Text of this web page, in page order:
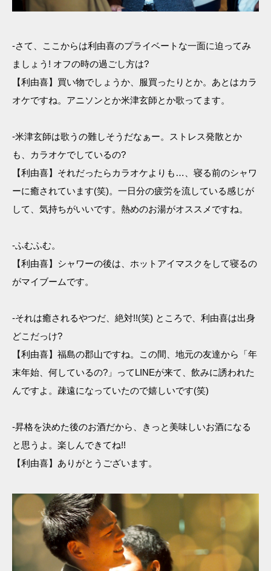
-さて、ここからは利由喜のプライベートな一面に迫ってみ
ましょう! オフの時の過ごし方は?
【利由喜】買い物でしょうか、服買ったりとか。あとはカラ
オケですね。アニソンとか米津玄師とか歌ってます。
-米津玄師は歌うの難しそうだなぁー。ストレス発散とか
も、カラオケでしているの?
【利由喜】それだったらカラオケよりも…、寝る前のシャワ
ーに癒されています(笑)。一日分の疲労を流している感じが
して、気持ちがいいです。熱めのお湯がオススメですね。
-ふむふむ。
【利由喜】シャワーの後は、ホットアイマスクをして寝るの
がマイブームです。
-それは癒されるやつだ、絶対!!(笑) ところで、利由喜は出身
どこだっけ?
【利由喜】福島の郡山ですね。この間、地元の友達から「年
末年始、何しているの?」ってLINEが来て、飲みに誘われた
んですよ。疎遠になっていたので嬉しいです(笑)
-昇格を決めた後のお酒だから、きっと美味しいお酒になる
と思うよ。楽しんできてね!!
【利由喜】ありがとうございます。